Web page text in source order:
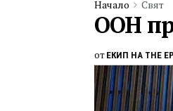
Начало Свят
ООН
от ЕКИП НА THE